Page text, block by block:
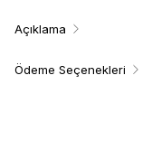
Açıklama
Ödeme Seçenekleri